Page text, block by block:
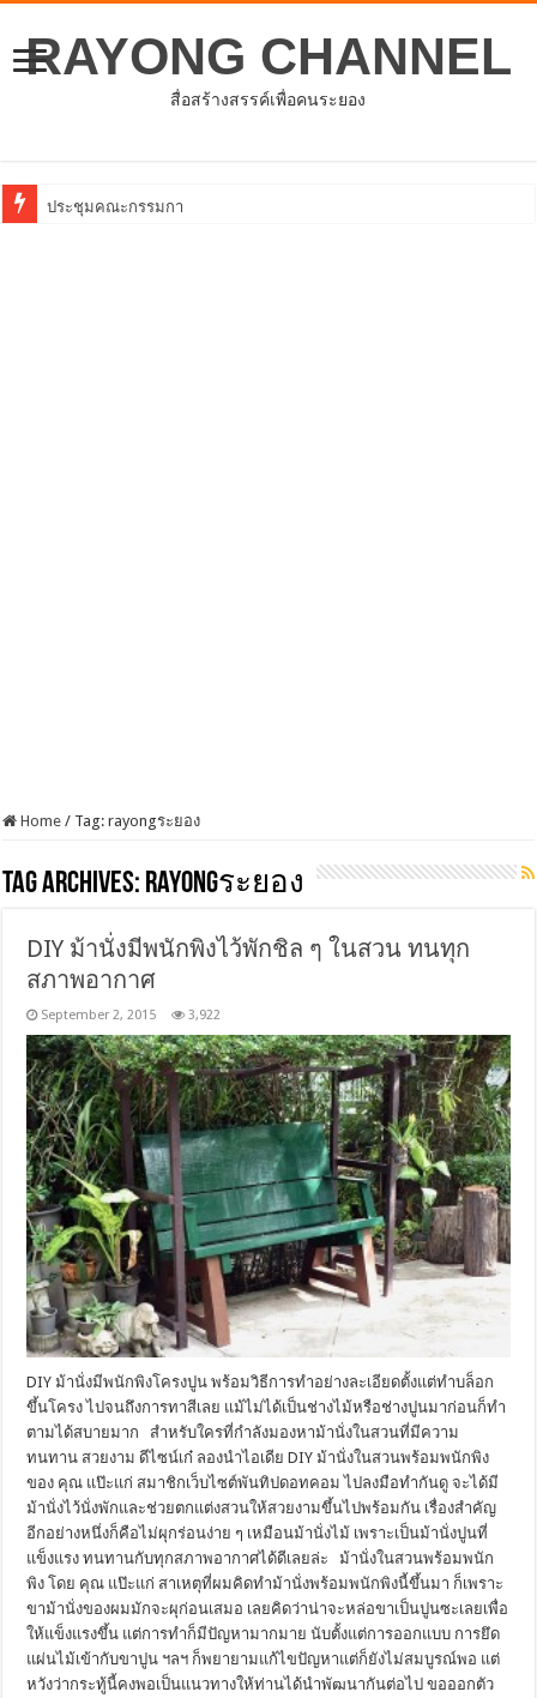
RAYONG CHANNEL
สื่อสร้างสรรค์เพื่อคนระยอง
ประชุมคณะกรรมการดำเนินโครงการเพิ่มศักยภ
Home / Tag:rayongระยอง
Tag Archives: rayongระยอง
DIY ม้านั่งมีพนักพิงไว้พักชิล ๆ ในสวน ทนทุก
สภาพอากาศ
September 2, 2015 3,922
DIY ม้านั่งมีพนักพิงโครงปูน พร้อมวิธีการทำอย่างละเอียดตั้งแต่ทำบล็อก
ขึ้นโครง ไปจนถึงการทาสีเลย แม้ไม่ได้เป็นช่างไม้หรือช่างปูนมาก่อนก็ทำ
ตามได้สบายมาก สำหรับใครที่กำลังมองหาม้านั่งในสวนที่มีความ
ทนทาน สวยงาม ดีไซน์เก๋ ลองนำไอเดีย DIY ม้านั่งในสวนพร้อมพนักพิง
ของ คุณ แป๊ะแก่ สมาชิกเว็บไซต์พันทิปดอทคอม ไปลงมือทำกันดู จะได้มี
ม้านั่งไว้นั่งพักและช่วยตกแต่งสวนให้สวยงามขึ้นไปพร้อมกัน เรื่องสำคัญ
อีกอย่างหนึ่งก็คือไม่ผุกร่อนง่าย ๆ เหมือนม้านั่งไม้ เพราะเป็นม้านั่งปูนที่
แข็งแรง ทนทานกับทุกสภาพอากาศได้ดีเลยล่ะ ม้านั่งในสวนพร้อมพนัก
พิง โดย คุณ แป๊ะแก่ สาเหตุที่ผมคิดทำม้านั่งพร้อมพนักพิงนี้ขึ้นมา ก็เพราะ
ขาม้านั่งของผมมักจะผุก่อนเสมอ เลยคิดว่าน่าจะหล่อขาเป็นปูนซะเลยเพื่อ
ให้แข็งแรงขึ้น แต่การทำก็มีปัญหามากมาย นับตั้งแต่การออกแบบ การยึด
แผ่นไม้เข้ากับขาปูน ฯลฯ ก็พยายามแก้ไขปัญหาแต่ก็ยังไม่สมบูรณ์พอ แต่
หวังว่ากระทู้นี้คงพอเป็นแนวทางให้ท่านได้นำพัฒนากันต่อไป ขอออกตัว